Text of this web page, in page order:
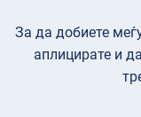
За да добиете
аплицирате и